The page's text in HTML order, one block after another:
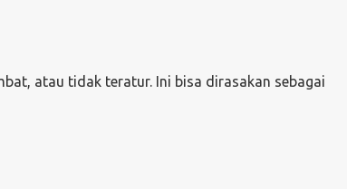
atau tidak teratur. Ini bisa dirasakan sebagai